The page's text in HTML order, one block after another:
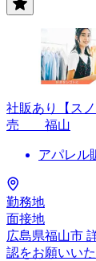
社販あり【ス
売 福山
アパレル
勤務地
面接地
広島県福山市
認をお願いい